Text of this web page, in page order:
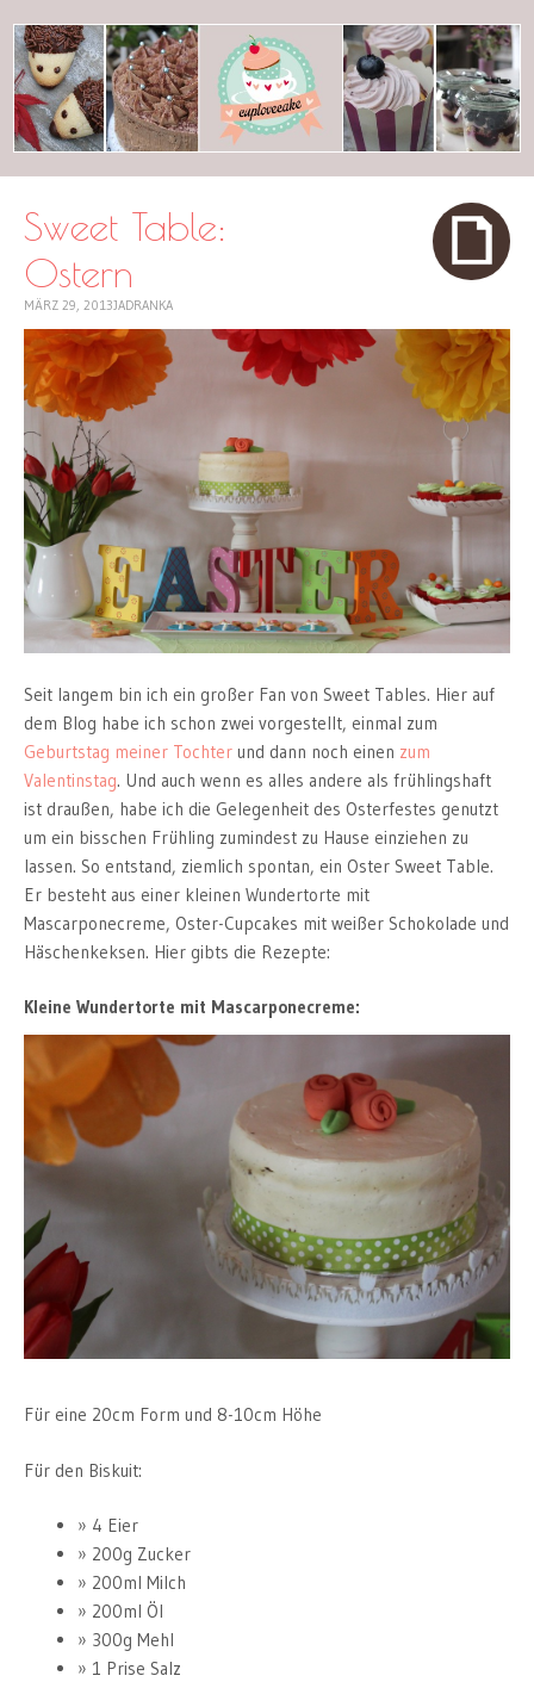
cuplovecake
Sweet Table:
Ostern
MÄRZ 29, 2013JADRANKA
Seit langem bin ich ein großer Fan von Sweet Tables. Hier auf
dem Blog habe ich schon zwei vorgestellt, einmal zum
Geburtstag meiner Tochter und dann noch einen zum
Valentinstag. Und auch wenn es alles andere als frühlingshaft
ist draußen, habe ich die Gelegenheit des Osterfestes genutzt
um ein bisschen Frühling zumindest zu Hause einziehen zu
lassen. So entstand, ziemlich spontan, ein Oster Sweet Table.
Er besteht aus einer kleinen Wundertorte mit
Mascarponecreme, Oster-Cupcakes mit weißer Schokolade und
Häschenkeksen. Hier gibts die Rezepte:
Kleine Wundertorte mit Mascarponecreme:
Für eine 20cm Form und 8-10cm Höhe
Für den Biskuit:
4 Eier
200g Zucker
200ml Milch
200ml Öl
300g Mehl
1 Prise Salz